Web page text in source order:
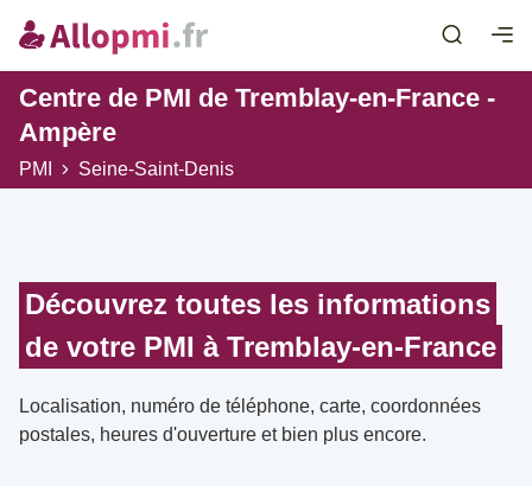
Centre de PMI de Tremblay-en-France -
Ampère
PMI Seine-Saint-Denis
Découvrez toutes les informations
de votre PMI à Tremblay-en-France
Localisation, numéro de téléphone, carte, coordonnées
postales, heures d'ouverture et bien plus encore.